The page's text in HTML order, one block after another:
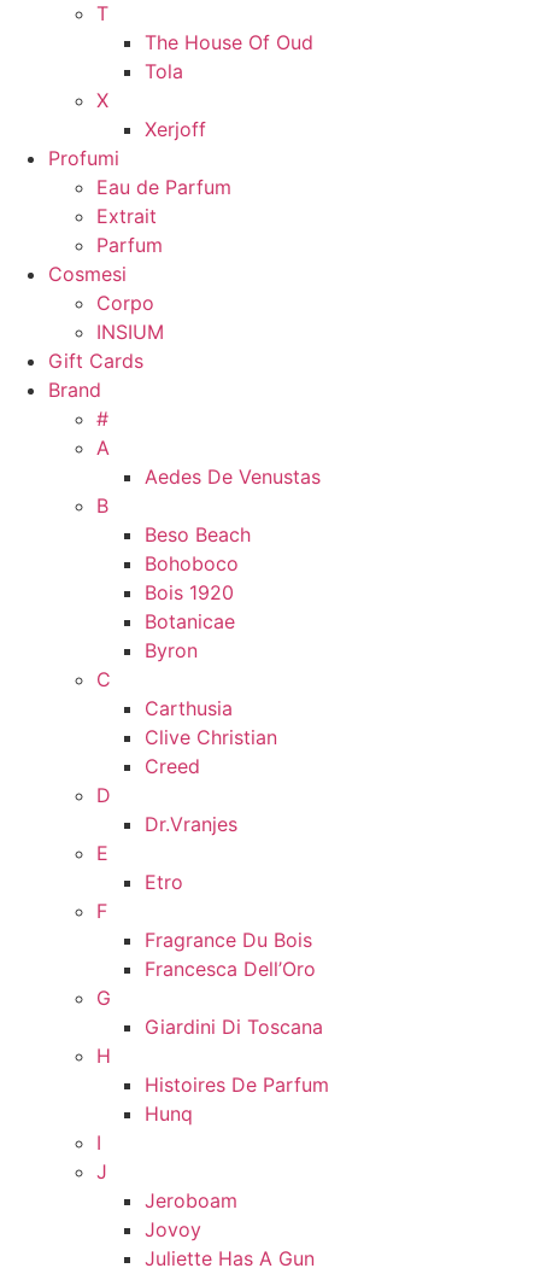
T
The House Of Oud
Tola
X
Xerjoff
Profumi
Eau de Parfum
Extrait
Parfum
Cosmesi
Corpo
INSIUM
Gift Cards
Brand
#
A
Aedes De Venustas
B
Beso Beach
Bohoboco
Bois 1920
Botanicae
Byron
C
Carthusia
Clive Christian
Creed
D
Dr.Vranjes
E
Etro
F
Fragrance Du Bois
Francesca Dell’Oro
G
Giardini Di Toscana
H
Histoires De Parfum
Hunq
I
J
Jeroboam
Jovoy
Juliette Has A Gun